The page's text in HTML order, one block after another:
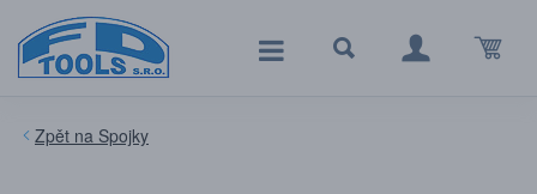
Spojky